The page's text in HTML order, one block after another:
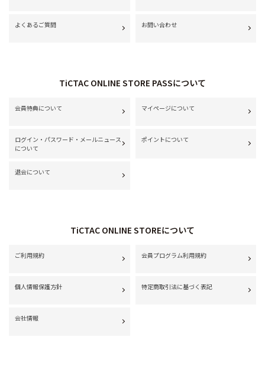
よくあるご質問 お問い合わせ
TiCTAC ONLINE STORE PASSについて
会員特典について マイページについて
ログイン・パスワード・メールニュース
について
ポイントについて
退会について
TiCTAC ONLINE STOREについて
ご利用規約 会員プログラム利用規約
個人情報保護方針 特定商取引法に基づく表記
会社情報